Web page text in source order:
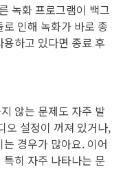
녹화 프로그램이 백그
인해 녹화가 바로 종
하고 있다면 종료 후
않는 문제도 자주 발
오 설정이 꺼져 있거나,
경우가 많아요. 이어
히 자주 나타나는 문